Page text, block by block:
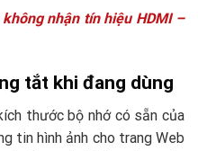
nhận tín hiệu HDMI –
tắt khi đang dùng
thước bộ nhớ có sẵn của
tin hình ảnh cho trang Web